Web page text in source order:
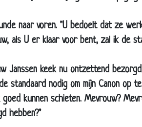
naar voren. "U bedoelt dat ze
als U er klaar voor bent, zal ik de
Janssen keek nu ontzettend
standaard nodig om mijn Canon op
kunnen schieten. Mevrouw?
hebben?"
Sex in het donker
WIEWIECHU
Net zijn vaders
Groot onderzoek
Hout ruiken